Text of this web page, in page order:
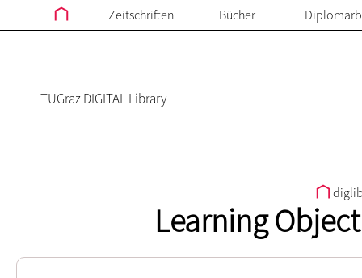
Zeitschriften Bücher
TUGraz DIGITAL Library
Learning